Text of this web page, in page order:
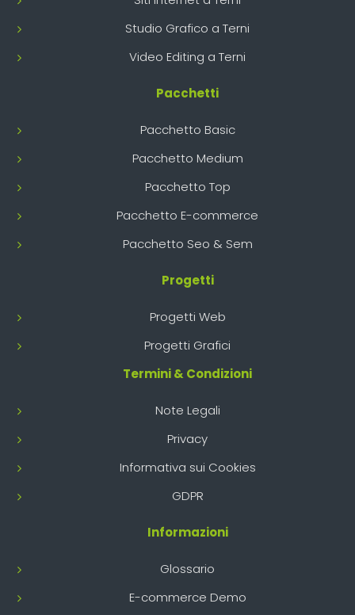
Studio Grafico a Terni
Video Editing a Terni
Pacchetti
Pacchetto Basic
Pacchetto Medium
Pacchetto Top
Pacchetto E-commerce
Pacchetto Seo & Sem
Progetti
Progetti Web
Progetti Grafici
Termini & Condizioni
Note Legali
Privacy
Informativa sui Cookies
GDPR
Informazioni
Glossario
E-commerce Demo